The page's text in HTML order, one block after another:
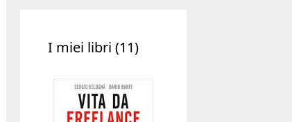
I miei libri (11)